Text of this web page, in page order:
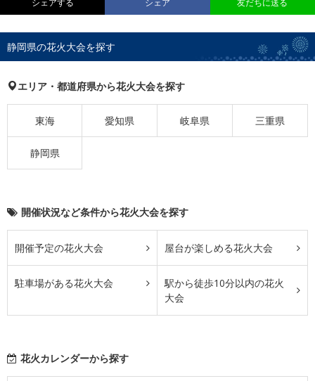
シェアする シェア 友だちに送る
静岡県の花火大会を探す
エリア・都道府県から花火大会を探す
東海 愛知県 岐阜県 三重県
静岡県
開催状況など条件から花火大会を探す
開催予定の花火大会 屋台が楽しめる花火大会
駐車場がある花火大会
駅から徒歩10分以内の花火
大会
花火カレンダーから探す